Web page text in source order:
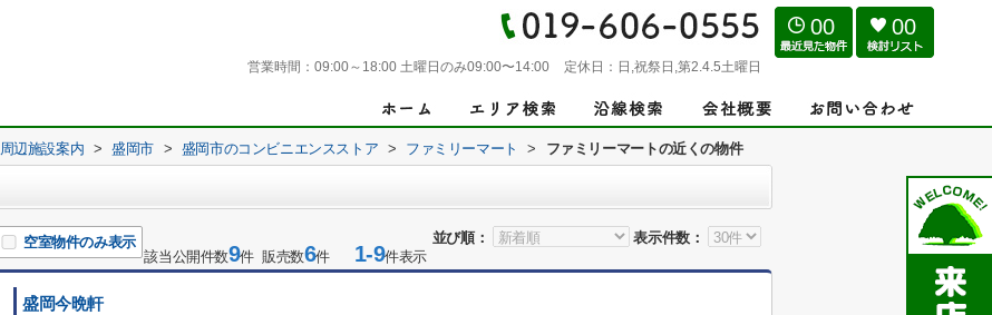
営業時間： 09:00～18:00 土曜日のみ09:00〜14:00 定休日： 日,祝祭日,第2.4.5土曜日
00 00
周辺施設案内 > 盛岡市 > 盛岡市のコンビニエンスストア > ファミリーマート > ファミリーマートの近くの物件
並び順： 表示件数：
空室物件のみ表示
該当公開件数9件 販売数6件 1-9件表示
盛岡今晩軒